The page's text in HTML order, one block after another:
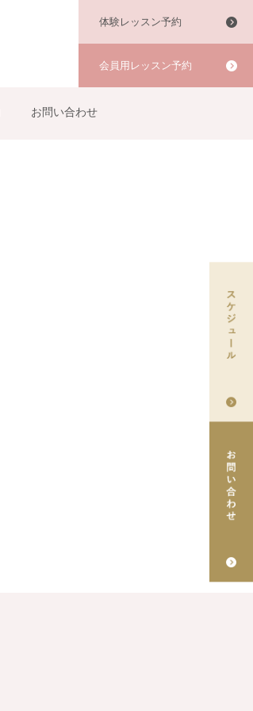
体験レッスン予約
会員用レッスン予約
お問い合わせ